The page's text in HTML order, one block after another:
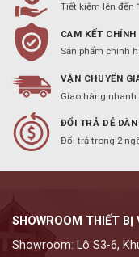
Tiết kiệm lên đến
CAM KẾT CHÍNH
Sản phẩm chính
VẬN CHUYỂN
Giao hàng
ĐỔI TRẢ DỄ
Đổi trả trong 2
SHOWROOM THIẾT BỊ
Showroom: Lô S3-6,